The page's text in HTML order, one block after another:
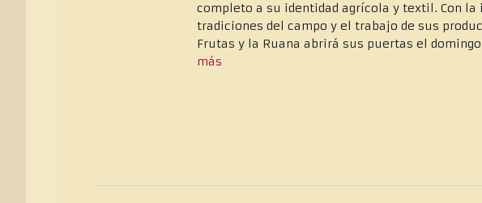
completo a su identidad agrícola y textil. Con
tradiciones del campo y el trabajo de sus
Frutas y la Ruana abrirá sus puertas el domingo
más